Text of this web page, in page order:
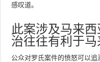
感叹道。
此案涉及马来
治往往有利于
公众对罗氏案件的愤怒可以